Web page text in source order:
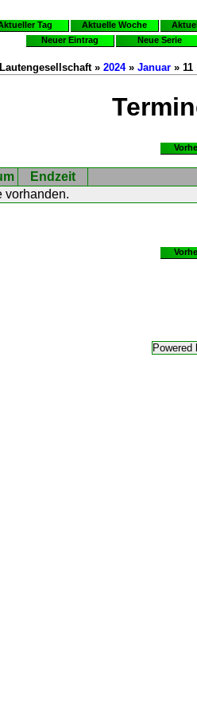
Tag Aktuelle Woche
Neuer Eintrag
Neue Serie
» 2024» Januar » 11
Endzeit
vorhanden.
Powered